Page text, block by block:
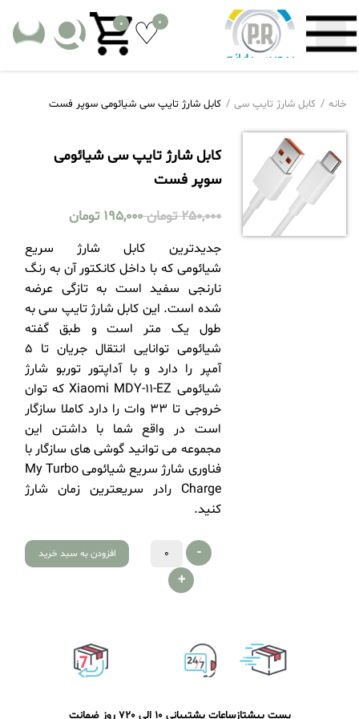
0
0
خانه کابل شارژ تایپ سی کابل شارژ تایپ سی شیائومی سوپر فست
کابل شارژ تایپ سی شیائومی
سوپر فست
250,000 تومان 195,000 تومان
جدیدترین کابل شارژ سریع
شیائومی که با داخل کانکتور آن به رنگ
نارنجی سفید است به تازگی عرضه
شده است. این کابل شارژ تایپ سی به
طول یک متر است و طبق گفته
شیائومی توانایی انتقال جریان تا 5
آمپر را دارد و باآداپتور توربو شارژ
شیائومی Xiaomi MDY-11-EZ
که توان
خروجی تا 33 وات را دارد کاملا سازگار
است در واقع شما با داشتن این
مجموعه می توانید گوشی های سازگار با
فناوری شارژ سریع شیائومی My Turbo
Charge رادر سریعترین زمان شارژ
کنید.
-
+
افزودن به سبد خرید
پست پیشتازساعات پشتیبانی 10 الی 20 7 روز ضمانت